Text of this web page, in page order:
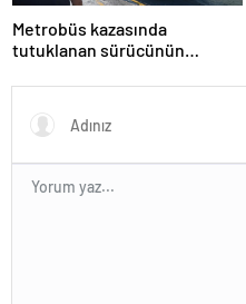
Metrobüs kazasında
tutuklanan sürücünün